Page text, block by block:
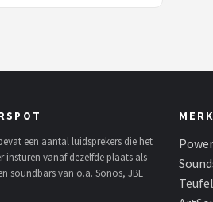
een aantal luidsprekers die het
insturen vanaf dezelfde plaats als
soundbars van o.a. Sonos, JBL
Teufel